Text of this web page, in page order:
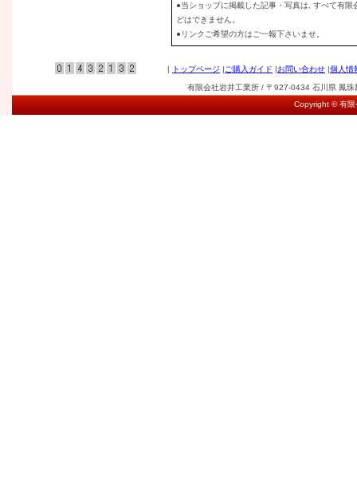
●当ショップに掲載した記事・写真は, すべて有
どはできません。
●リンクご希望の方はご一報下さいませ。
| トップページ | ご購入ガイド |お問い合わせ |個人情
有限会社岩井工業所 / 〒927-0434 石川県 鳳
Copyright © 有限